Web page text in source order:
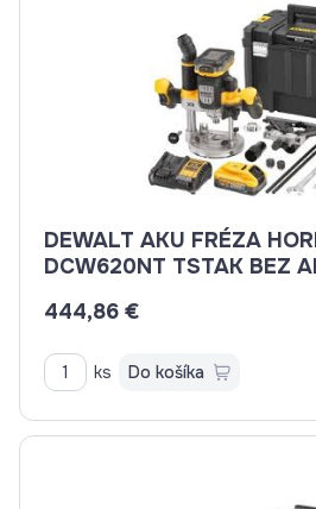
DEWALT AKU FRÉZA HORNÁ 12MM 18V
DCW620NT TSTAK BEZ
444,86 €
ks Do košíka